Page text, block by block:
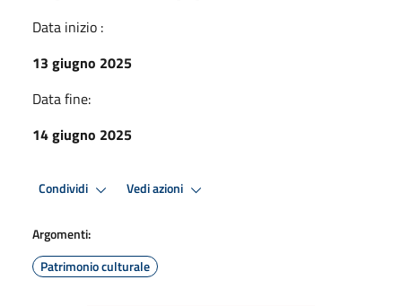
Data inizio :
13 giugno 2025
Data fine:
14 giugno 2025
Condividi Vedi azioni
Argomenti:
Patrimonio culturale